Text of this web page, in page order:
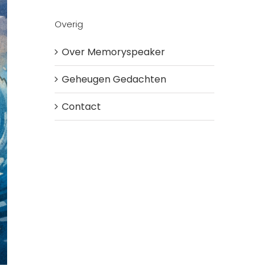
Overig
Over Memoryspeaker
Geheugen Gedachten
Contact